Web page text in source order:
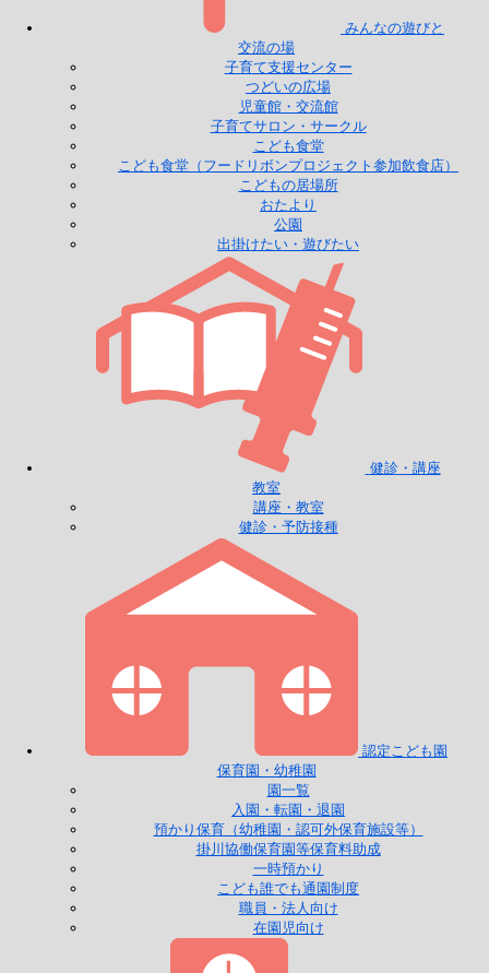
みんなの遊びと
交流の場
子育て支援センター
つどいの広場
児童館・交流館
子育てサロン・サークル
こども食堂
こども食堂（フードリボンプロジェクト参加飲食店）
こどもの居場所
おたより
公園
出掛けたい・遊びたい
健診・講座
教室
講座・教室
健診・予防接種
認定こども園
保育園・幼稚園
園一覧
入園・転園・退園
預かり保育（幼稚園・認可外保育施設等）
掛川協働保育園等保育料助成
一時預かり
こども誰でも通園制度
職員・法人向け
在園児向け